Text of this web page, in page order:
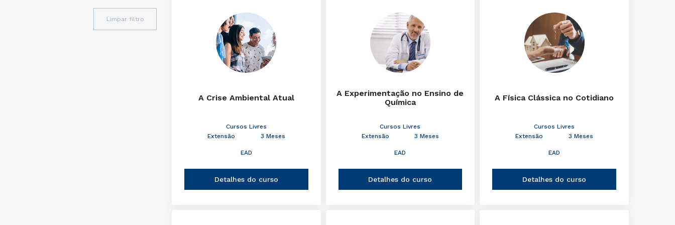
Limpar filtro
A Crise Ambiental Atual
Cursos Livres
Extensão
3 Meses
EAD
Detalhes do curso
A Experimentação no Ensino de
Química
Cursos Livres
Extensão
3 Meses
EAD
Detalhes do curso
A Física Clássica no Cotidiano
Cursos Livres
Extensão
3 Meses
EAD
Detalhes do curso